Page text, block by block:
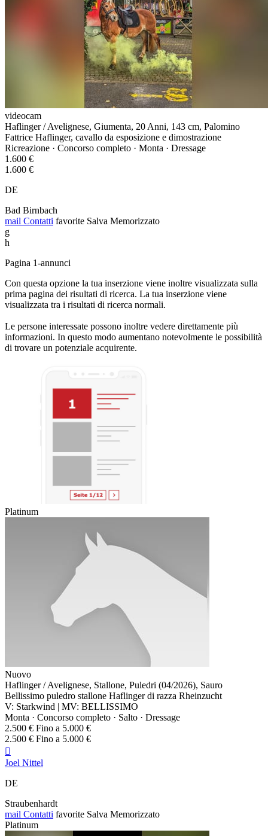
videocam
Haflinger / Avelignese, Giumenta, 20 Anni, 143 cm, Palomino
Fattrice Haflinger, cavallo da esposizione e dimostrazione
Ricreazione · Concorso completo · Monta · Dressage
1.600 €
1.600 €
DE
Bad Birnbach
mail Contatti favorite Salva Memorizzato
g
h
Pagina 1-annunci
Con questa opzione la tua inserzione viene inoltre visualizzata sulla
prima pagina dei risultati di ricerca. La tua inserzione viene
visualizzata tra i risultati di ricerca normali.
Le persone interessate possono inoltre vedere direttamente più
informazioni. In questo modo aumentano notevolmente le possibilità
di trovare un potenziale acquirente.
Platinum
Nuovo
Haflinger / Avelignese, Stallone, Puledri (04/2026), Sauro
Bellissimo puledro stallone Haflinger di razza Rheinzucht
V: Starkwind | MV: BELLISSIMO
Monta · Concorso completo · Salto · Dressage
2.500 € Fino a 5.000 €
2.500 € Fino a 5.000 €

Joel Nittel
DE
Straubenhardt
mail Contatti favorite Salva Memorizzato
Platinum